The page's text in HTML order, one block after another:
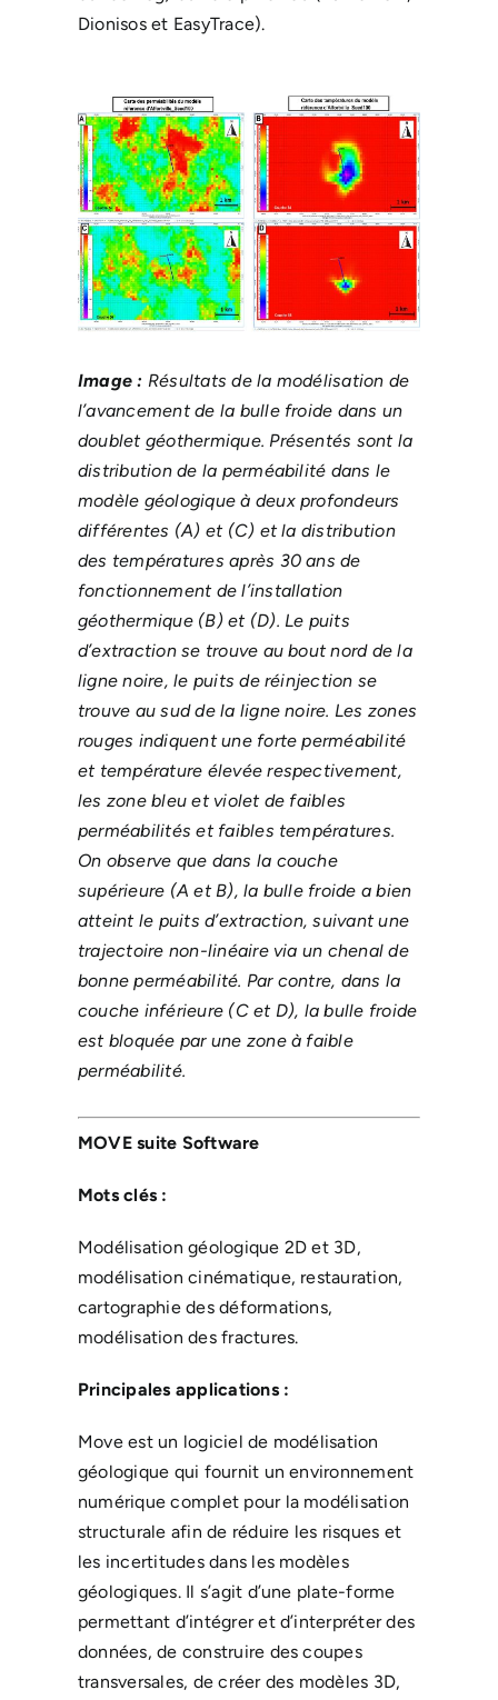
Dionisos et EasyTrace).
Image : Résultats de la modélisation de
l’avancement de la bulle froide dans un
doublet géothermique. Présentés sont la
distribution de la perméabilité dans le
modèle géologique à deux profondeurs
différentes (A) et (C) et la distribution
des températures après 30 ans de
fonctionnement de l’installation
géothermique (B) et (D). Le puits
d’extraction se trouve au bout nord de la
ligne noire, le puits de réinjection se
trouve au sud de la ligne noire. Les zones
rouges indiquent une forte perméabilité
et température élevée respectivement,
les zone bleu et violet de faibles
perméabilités et faibles températures.
On observe que dans la couche
supérieure (A et B), la bulle froide a bien
atteint le puits d’extraction, suivant une
trajectoire non-linéaire via un chenal de
bonne perméabilité. Par contre, dans la
couche inférieure (C et D), la bulle froide
est bloquée par une zone à faible
perméabilité.
MOVE suite Software
Mots clés :
Modélisation géologique 2D et 3D,
modélisation cinématique, restauration,
cartographie des déformations,
modélisation des fractures.
Principales applications :
Move est un logiciel de modélisation
géologique qui fournit un environnement
numérique complet pour la modélisation
structurale afin de réduire les risques et
les incertitudes dans les modèles
géologiques. Il s’agit d’une plate-forme
permettant d’intégrer et d’interpréter des
données, de construire des coupes
transversales, de créer des modèles 3D,